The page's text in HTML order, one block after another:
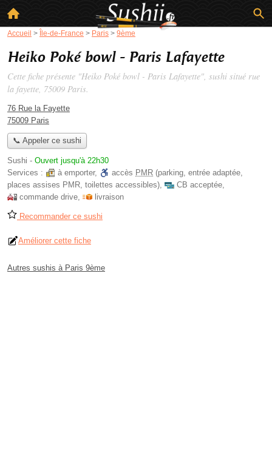
Accueil > Île-de-France > Paris > 9ème
Heiko Poké bowl - Paris Lafayette
Cette fiche présente "Heiko Poké bowl - Paris Lafayette", sushi situé rue
la fayette, 75009 Paris.
76 Rue la Fayette
75009 Paris
📞 Appeler ce sushi
Sushi - Ouvert jusqu'à 22h30
Services :
à emporter, accès PMR (parking, entrée adaptée,
places assises PMR, toilettes accessibles), CB acceptée,
commande drive, livraison
Recommander ce sushi
Améliorer cette fiche
Autres sushis à Paris 9ème